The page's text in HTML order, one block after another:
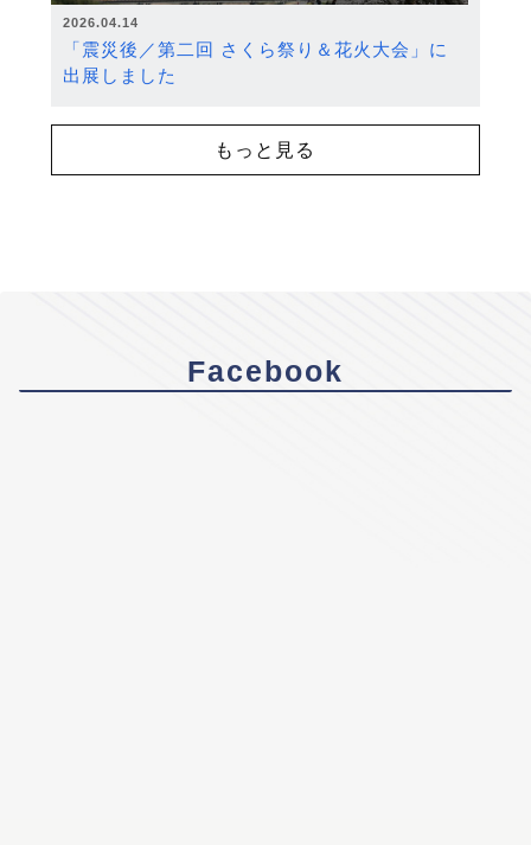
2026.04.14
「震災後／第二回 さくら祭り＆花火大会」に
出展しました
もっと見る
Facebook